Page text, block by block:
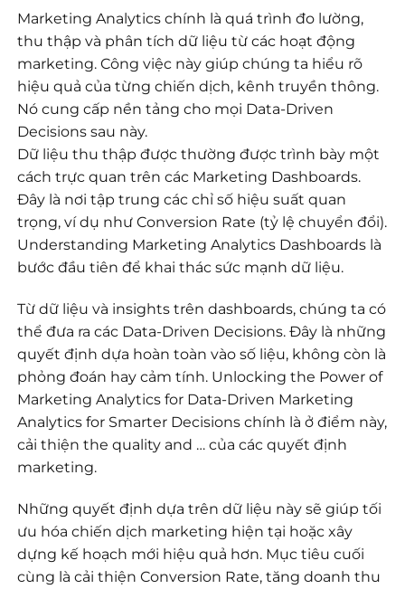
Marketing Analytics chính là quá trình đo lường,
thu thập và phân tích dữ liệu từ các hoạt động
marketing. Công việc này giúp chúng ta hiểu rõ
hiệu quả của từng chiến dịch, kênh truyền thông.
Nó cung cấp nền tảng cho mọi Data-Driven
Decisions sau này.
Dữ liệu thu thập được thường được trình bày một
cách trực quan trên các Marketing Dashboards.
Đây là nơi tập trung các chỉ số hiệu suất quan
trọng, ví dụ như Conversion Rate (tỷ lệ chuyển đổi).
Understanding Marketing Analytics Dashboards là
bước đầu tiên để khai thác sức mạnh dữ liệu.
Từ dữ liệu và insights trên dashboards, chúng ta có
thể đưa ra các Data-Driven Decisions. Đây là những
quyết định dựa hoàn toàn vào số liệu, không còn là
phỏng đoán hay cảm tính. Unlocking the Power of
Marketing Analytics for Data-Driven Marketing
Analytics for Smarter Decisions chính là ở điểm này,
cải thiện the quality and … của các quyết định
marketing.
Những quyết định dựa trên dữ liệu này sẽ giúp tối
ưu hóa chiến dịch marketing hiện tại hoặc xây
dựng kế hoạch mới hiệu quả hơn. Mục tiêu cuối
cùng là cải thiện Conversion Rate, tăng doanh thu